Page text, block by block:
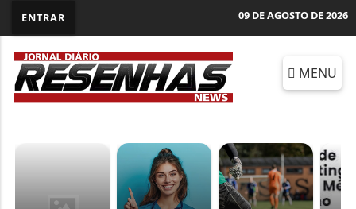
ENTRAR 09 DE AGOSTO DE 2026
MENU